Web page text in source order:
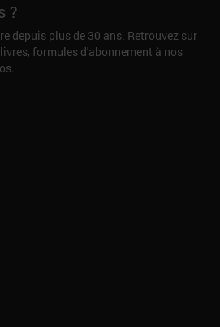
?
depuis plus de 30 ans. Retrouvez sur
formules d'abonnement à nos